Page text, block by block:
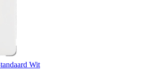
Wit